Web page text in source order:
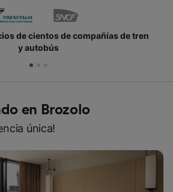
de cientos de compañías de tren
y autobús
en Brozolo
única!